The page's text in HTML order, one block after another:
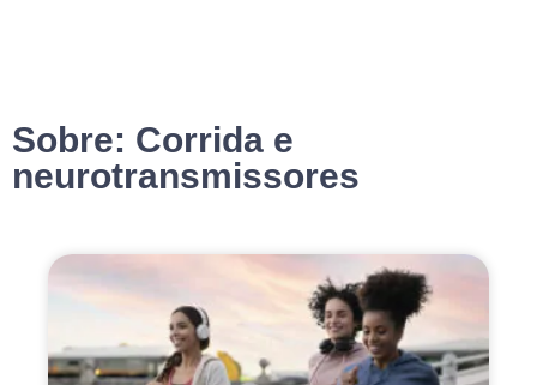
Sobre: Corrida e
neurotransmissores